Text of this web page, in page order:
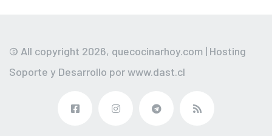
© All copyright 2026, quecocinarhoy.com | Hosting
Soporte y Desarrollo porwww.dast.cl